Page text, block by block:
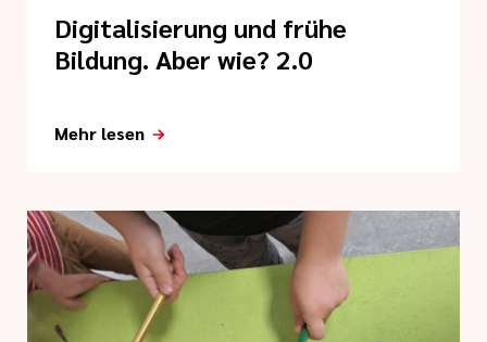
Digitalisierung und frühe
Bildung. Aber wie? 2.0
Mehr lesen